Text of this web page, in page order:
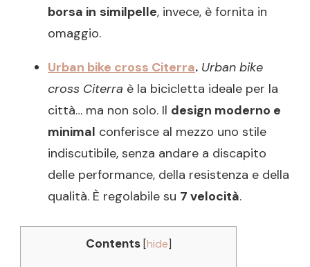
borsa in similpelle, invece, è fornita in
omaggio.
Urban bike cross Citerra. Urban bike
cross Citerra è la bicicletta ideale per la
città… ma non solo. Il design moderno e
minimal conferisce al mezzo uno stile
indiscutibile, senza andare a discapito
delle performance, della resistenza e della
qualità. È regolabile su 7 velocità.
Contents [hide